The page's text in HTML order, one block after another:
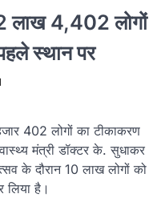
लाख 4,402 लोगों
स्थान पर
402 लोगों का टीकाकरण
मंत्री डॉक्टर के. सुधाकर
के दौरान 10 लाख लोगों को
लिया है।